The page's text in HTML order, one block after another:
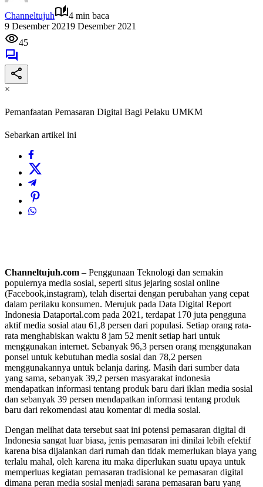
Channeltujuh
4 min baca
9 Desember 20219 Desember 2021
45
×
Pemanfaatan Pemasaran Digital Bagi Pelaku UMKM
Sebarkan artikel ini
Channeltujuh.com – Penggunaan Teknologi dan semakin
populernya media sosial, seperti situs jejaring sosial online
(Facebook,instagram), telah disertai dengan perubahan yang cepat
dalam perilaku konsumen. Merujuk pada Data Digital Report
Indonesia Dataportal.com pada 2021, terdapat 170 juta pengguna
aktif media sosial atau 61,8 persen dari populasi. Setiap orang rata-
rata menghabiskan waktu 8 jam 52 menit setiap hari untuk
menggunakan internet. Sebanyak 96,3 persen orang menggunakan
ponsel untuk kebutuhan media sosial dan 78,2 persen
menggunakannya untuk belanja daring. Masih dari sumber data
yang sama, sebanyak 39,2 persen masyarakat indonesia
mendapatkan informasi tentang produk baru dari iklan media sosial
dan sebanyak 39 persen mendapatkan informasi tentang produk
baru dari rekomendasi atau komentar di media sosial.
Dengan melihat data tersebut saat ini potensi pemasaran digital di
Indonesia sangat luar biasa, jenis pemasaran ini dinilai lebih efektif
karena bisa dijalankan dari rumah dan tidak memerlukan biaya yang
terlalu mahal, oleh karena itu maka diperlukan suatu upaya untuk
memperluas kegiatan pemasaran tradisional ke pemasaran digital
dimana peran media sosial menjadi sarana pemasaran baru yang